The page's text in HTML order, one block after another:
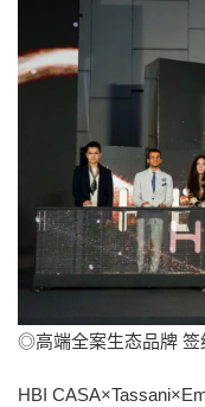
◎高端全案生态品牌 签
HBI